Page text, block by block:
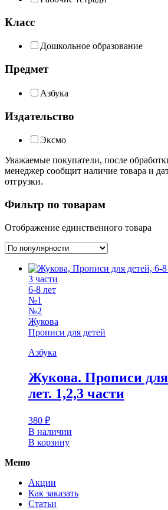
Класс
Дошкольное образование
Предмет
Азбука
Издательство
Эксмо
Уважаемые покупатели, после
менеджер сообщит наличие товара и
отгрузки.
Фильтр по товарам
Отображение единственного товара
3 части
6-8 лет
№1
№2
Жукова
Прописи для детей
Азбука
Жукова. Прописи для
лет. 1,2,3 части
380 ₽
В наличии
В корзину
Меню
Акции
Как заказать
Статьи